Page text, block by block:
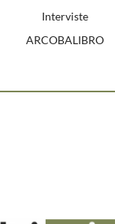
Interviste
ARCOBALIBRO